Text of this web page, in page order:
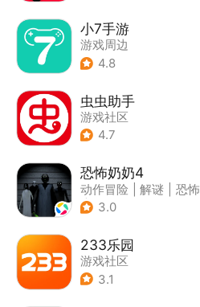
小7手游
游戏周边
4.8
虫虫助手
游戏社区
4.7
恐怖奶奶4
动作冒险 解谜
恐怖
| 恐怖奶奶
3.0
233乐园
游戏社区
3.1